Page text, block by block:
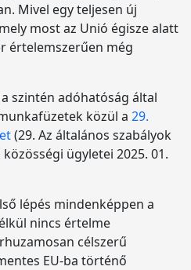
Mivel egy teljesen új
most az Unió égisze alatt
értelemszerűen még
szintén adóhatóság által
közül a 29.
(29. Az általános szabályok
ügyletei 2025. 01.
lépés mindenképpen a
nincs értelme
célszerű
EU-ba történő